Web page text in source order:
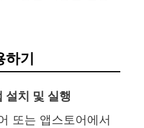
기
설치 및 실행
또는 앱스토어에서